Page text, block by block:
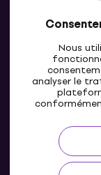
Nous
analyser le